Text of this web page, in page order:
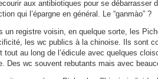
aux antibiotiques pour se débarrasser
qui l’épargne en général. Le “ganmào” ?
un registre voisin, en quelque sorte, les
les wc publics à la chinoise. Ils sont
tout au long de l’édicule avec quelques
Des wc souvent rebutants mais avec